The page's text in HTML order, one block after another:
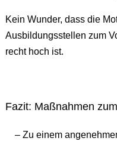
Kein Wunder, dass die
Ausbildungsstellen zum
recht hoch ist.
Fazit: Maßnahmen
– Zu einem